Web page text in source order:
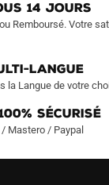
14 JOURS
Remboursé. Votre
LANGUE
la Langue de votre
Sécurisé
Mastero / Paypal